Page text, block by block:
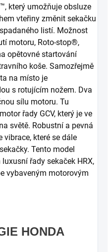
který umožňuje obsluze
vteřiny změnit sekačku
listí. Možnost
motoru, Roto-stop®,
opětovné startování
koše. Samozřejmě
na místo je
s rotujícím nožem. Dva
sílu motoru. Tu
řady GCV, který je ve
světě. Robustní a pevná
které se dále
Tento model
řady sekaček HRX,
vybaveným motorovým
HONDA